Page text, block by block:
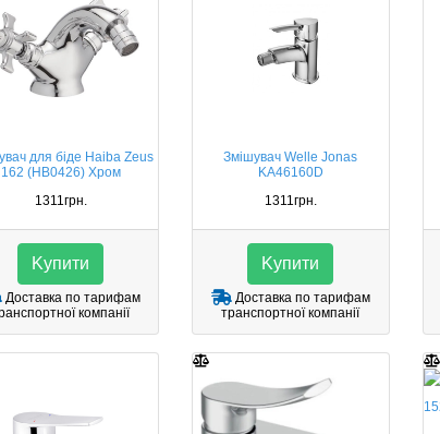
для біде Haiba Zeus
162 (HB0426) Хром
1311грн.
Kупити
Доставка по тарифам
компанії
Змішувач Welle Jonas
KA46160D
1311грн.
Kупити
Доставка по тарифам
транспортної компанії